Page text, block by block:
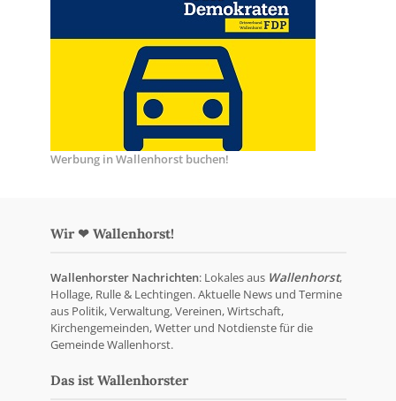
Werbung in Wallenhorst buchen!
Wir ❤ Wallenhorst!
Wallenhorster Nachrichten: Lokales aus Wallenhorst,
Hollage, Rulle & Lechtingen. Aktuelle News und Termine
aus Politik, Verwaltung, Vereinen, Wirtschaft,
Kirchengemeinden, Wetter und Notdienste für die
Gemeinde Wallenhorst.
Das ist Wallenhorster